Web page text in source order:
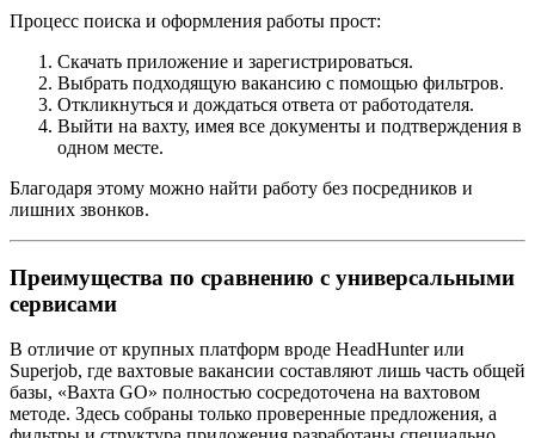
Процесс поиска и оформления работы прост:
Скачать приложение и зарегистрироваться.
Выбрать подходящую вакансию с помощью фильтров.
Откликнуться и дождаться ответа от работодателя.
Выйти на вахту, имея все документы и подтверждения в
одном месте.
Благодаря этому можно найти работу без посредников и
лишних звонков.
Преимущества по сравнению с универсальными
сервисами
В отличие от крупных платформ вроде HeadHunter или
Superjob, где вахтовые вакансии составляют лишь часть общей
базы, «Вахта GO» полностью сосредоточена на вахтовом
методе. Здесь собраны только проверенные предложения, а